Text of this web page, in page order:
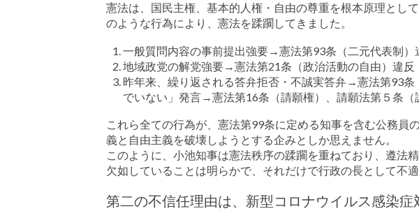
憲法は、国民主権、基本的人権・自由の尊重を根本原理とし
のような行為により、憲法を蹂躙してきました。
一般質問内容の事前提出強要→憲法第93条（二元代表制）
地域政党の解党強要→憲法第21条（政治活動の自由）違反
昨年来、繰り返される答弁拒否・不誠実答弁→憲法第93
でいない」発言→憲法第16条（請願権）、請願法第５条（
これら全ての行為が、憲法第99条に定める知事を含む公務員
義と自由主義を破壊しようとする企みとしか思えません。
このように、小池知事は憲法秩序の蹂躙を重ねており、遵法
欠如していることは明らかで、それだけで行政の長として不適
第二の不信任理由は、新型コロナウイルス感染症